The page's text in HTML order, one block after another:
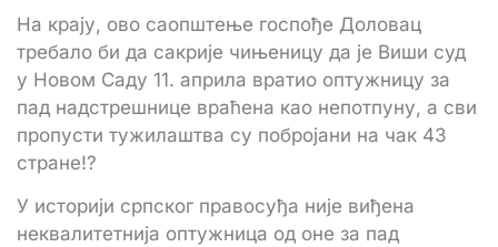
На крају, ово саопштење госпође Доловац
требало би да сакрије чињеницу да је Виши суд
у Новом Саду 11. априла вратио оптужницу за
пад надстрешнице враћена као непотпуну, а сви
пропусти тужилаштва су побројани на чак 43
стране!?
У историји српског правосуђа није виђена
неквалитетнија оптужница од оне за пад